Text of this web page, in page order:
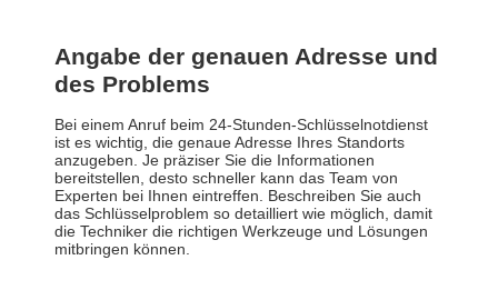
Angabe der genauen Adresse und
des Problems
Bei einem Anruf beim 24-Stunden-Schlüsselnotdienst
ist es wichtig, die genaue Adresse Ihres Standorts
anzugeben. Je präziser Sie die Informationen
bereitstellen, desto schneller kann das Team von
Experten bei Ihnen eintreffen. Beschreiben Sie auch
das Schlüsselproblem so detailliert wie möglich, damit
die Techniker die richtigen Werkzeuge und Lösungen
mitbringen können.